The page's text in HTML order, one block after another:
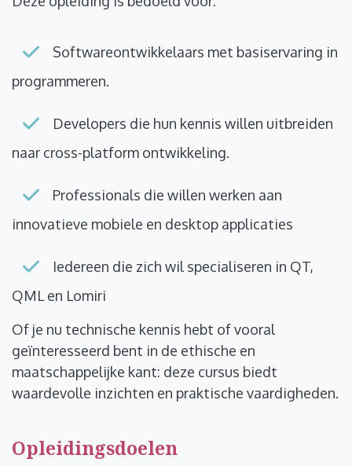
Softwareontwikkelaars met basiservaring in
programmeren.
Developers die hun kennis willen uitbreiden
naar cross-platform ontwikkeling.
Professionals die willen werken aan
innovatieve mobiele en desktop applicaties
Iedereen die zich wil specialiseren in QT,
QML en Lomiri
Of je nu technische kennis hebt of vooral
geïnteresseerd bent in de ethische en
maatschappelijke kant: deze cursus biedt
waardevolle inzichten en praktische vaardigheden.
Opleidingsdoelen